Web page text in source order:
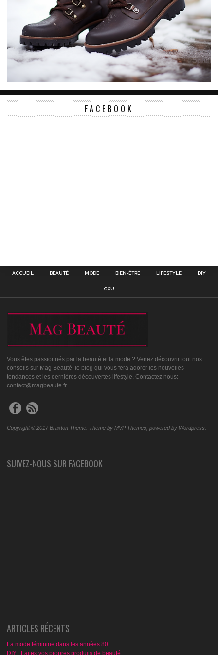
FACEBOOK
ACCUEIL BEAUTÉ MODE BIEN-ÊTRE LIFESTYLE DIY
CGU
Vous êtes passionnés par la beauté et la mode ? Venez découvrir tout nos
conseils sur Mag Beauté, le blog qui vous fera adorer les nouvelles
tendances et les dernières découvertes lifestyle. Contactez nous:
contact@magbeaute.fr
Copyright © 2017 Braxton Theme. Theme by MVP Themes, powered by Wordpress.
SUIVEZ-NOUS SUR FACEBOOK
ARTICLES RÉCENTS
La mode féminine dans les années 80
DIY : Faites vos propres produits de beauté